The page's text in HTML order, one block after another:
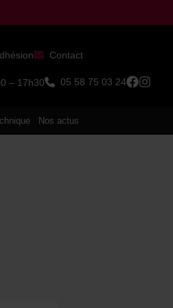
Contact
– 17h30 05 58 75 03 24
Nos actus